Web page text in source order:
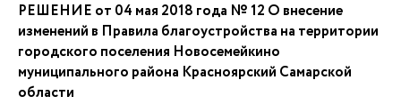
РЕШЕНИЕ от 04 мая 2018 года № 12 О внесение
изменений в Правила благоустройства на территории
городского поселения Новосемейкино
муниципального района Красноярский Самарской
области